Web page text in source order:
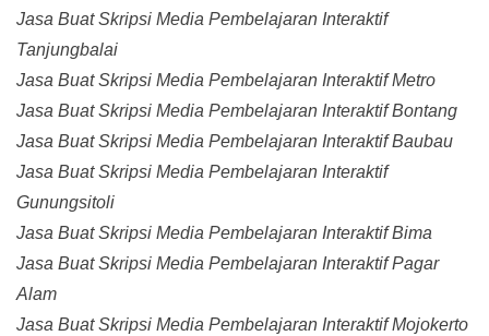
Jasa Buat Skripsi Media Pembelajaran Interaktif
Tanjungbalai
Jasa Buat Skripsi Media Pembelajaran Interaktif Metro
Jasa Buat Skripsi Media Pembelajaran Interaktif Bontang
Jasa Buat Skripsi Media Pembelajaran Interaktif Baubau
Jasa Buat Skripsi Media Pembelajaran Interaktif
Gunungsitoli
Jasa Buat Skripsi Media Pembelajaran Interaktif Bima
Jasa Buat Skripsi Media Pembelajaran Interaktif Pagar
Alam
Jasa Buat Skripsi Media Pembelajaran Interaktif Mojokerto